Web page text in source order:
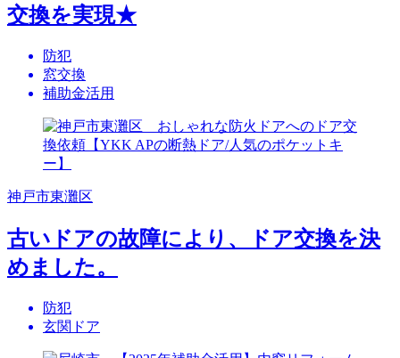
交換を実現★
防犯
窓交換
補助金活用
神戸市東灘区
古いドアの故障により、ドア交換を決
めました。
防犯
玄関ドア